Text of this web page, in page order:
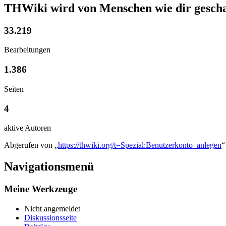
THWiki wird von Menschen wie dir
33.219
Bearbeitungen
1.386
Seiten
4
aktive Autoren
Abgerufen von „https://thwiki.org/t=Spezial:Benutzerkonto_anlegen“
Navigationsmenü
Meine Werkzeuge
Nicht angemeldet
Diskussionsseite